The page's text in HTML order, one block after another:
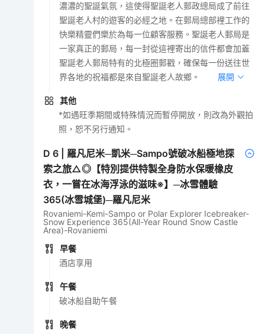
濃濃的聖誕氣氛，這使得聖誕老人郵政總局成了前往
聖誕老人村的遊客的必經之地。在郵局總部裡工作的
快樂精靈們樂於為每一位顧客服務。聖誕老人郵局是
一家真正的郵局，每一封從這裡寄出的信件都會加蓋
聖誕老人郵局特有的北極圈郵戳，確保每一份送往世
界各地的祝福都是來自聖誕老人故鄉。
展開
其他
*如遇旺季期間或特殊情況而暫停開放，則改為外觀拍
照，恕不另行通知。
D6
羅凡尼米─凱米─Sampo號破冰船極地探
索之旅△◎【特別提供特製全身防水保暖橡皮
衣，一嘗在冰海浮泳的滋味※】─冰雪體驗
365(冰雪城堡)─羅凡尼米
Rovaniemi-Kemi-Sampo or Polar Explorer Icebreaker-
Snow Experience 365(All-Year Round Snow Castle
Area)-Rovaniemi
早餐
酒店享用
午餐
破冰船自助午餐
晚餐